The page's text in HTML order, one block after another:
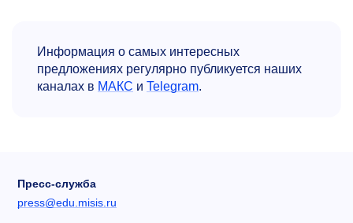
Информация о самых интересных
предложениях регулярно публикуется наших
каналах в МАКС и Telegram.
Пресс-служба
press@edu.misis.ru